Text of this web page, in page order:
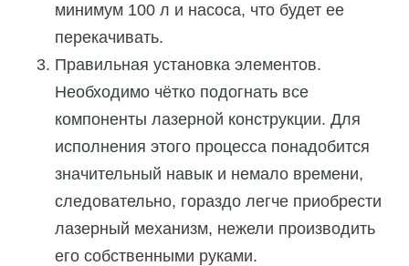
минимум 100 л и насоса, что будет ее
перекачивать.
Правильная установка элементов.
Необходимо чётко подогнать все
компоненты лазерной конструкции. Для
исполнения этого процесса понадобится
значительный навык и немало времени,
следовательно, гораздо легче приобрести
лазерный механизм, нежели производить
его собственными руками.